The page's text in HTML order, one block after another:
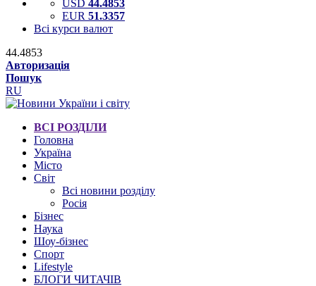
USD 44.4853
EUR 51.3357
Всі курси валют
44.4853
Авторизація
Пошук
RU
ВСІ РОЗДІЛИ
Головна
Україна
Місто
Світ
Всі новини розділу
Росія
Бізнес
Наука
Шоу-бізнес
Спорт
Lifestyle
БЛОГИ ЧИТАЧІВ